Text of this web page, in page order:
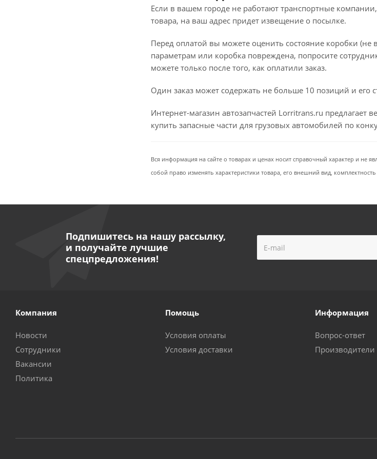
Если в вашем городе не работают транспортные
товара, на ваш адрес придет извещение о посылке.
Перед оплатой вы можете оценить состояние коробки (не
параметрам или коробка повреждена, попросите
можете только после того, как оплатили заказ.
Один заказ может содержать не больше 10 позиций и
Интернет-магазин автозапчастей Lorritrans.ru
купить запасные части для грузовых автомобилей по
Вся информация на сайте о товарах и ценах носит справочный характер и не
собой право изменять характеристики товара, его внешний вид,
Подпишитесь на нашу рассылку,
и получайте лучшие
спецпредложения!
Компания
Новости
Сотрудники
Вакансии
Политика
Помощь
Условия оплаты
Условия доставки
Информация
Вопрос-ответ
Производители